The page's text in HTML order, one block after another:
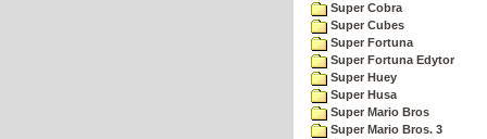
Super Cobra
Super Cubes
Super Fortuna
Super Fortuna Edytor
Super Huey
Super Husa
Super Mario Bros
Super Mario Bros. 3